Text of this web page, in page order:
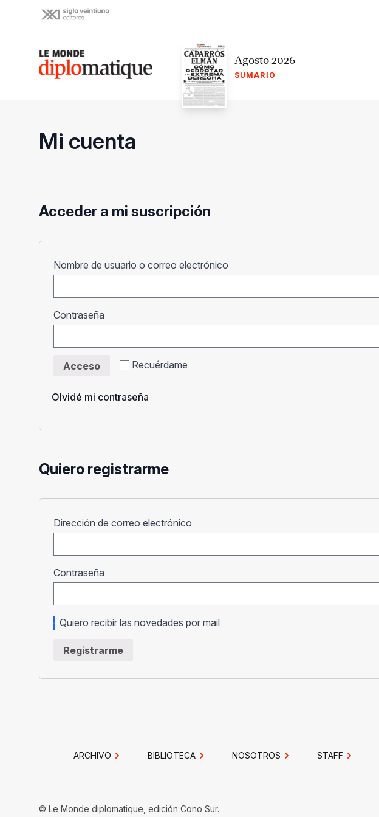
Le monde diplomatique Agosto 2026
SUMARIO
Mi cuenta
Acceder a mi suscripción
Nombre de usuario o correo electrónico
Contraseña
Recuérdame
Acceso
Olvidé mi contraseña
Quiero registrarme
Dirección de correo electrónico
Contraseña
Quiero recibir las novedades por mail
Registrarme
ARCHIVO BIBLIOTECA NOSOTROS STAFF
© Le Monde diplomatique, edición Cono Sur.